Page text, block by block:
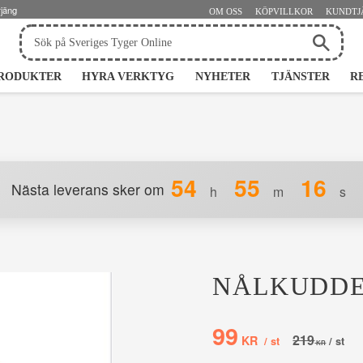
OM OSS KÖPVILLKOR
HYRA VERKTYG NYHETER TJÄNSTER
Nästa leverans sker om 54 h 55 m 16 s
Nedsatt pris:
99 KR /st Ordinarie
219KR /st